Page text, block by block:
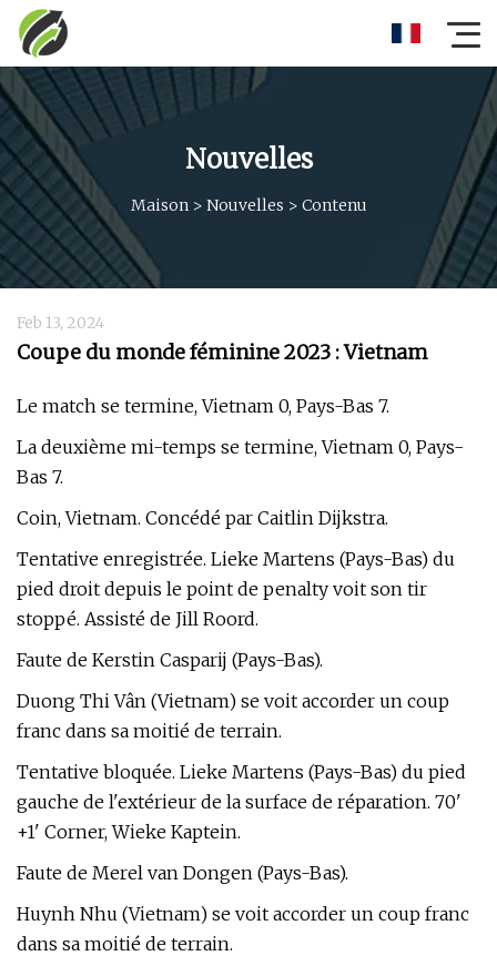
Nouvelles
Maison > Nouvelles > Contenu
Feb 13, 2024
Coupe du monde féminine 2023 : Vietnam
Le match se termine, Vietnam 0, Pays-Bas 7.
La deuxième mi-temps se termine, Vietnam 0, Pays-
Bas 7.
Coin, Vietnam. Concédé par Caitlin Dijkstra.
Tentative enregistrée. Lieke Martens (Pays-Bas) du
pied droit depuis le point de penalty voit son tir
stoppé. Assisté de Jill Roord.
Faute de Kerstin Casparij (Pays-Bas).
Duong Thi Vân (Vietnam) se voit accorder un coup
franc dans sa moitié de terrain.
Tentative bloquée. Lieke Martens (Pays-Bas) du pied
gauche de l'extérieur de la surface de réparation. 70'
+1' Corner, Wieke Kaptein.
Faute de Merel van Dongen (Pays-Bas).
Huynh Nhu (Vietnam) se voit accorder un coup franc
dans sa moitié de terrain.